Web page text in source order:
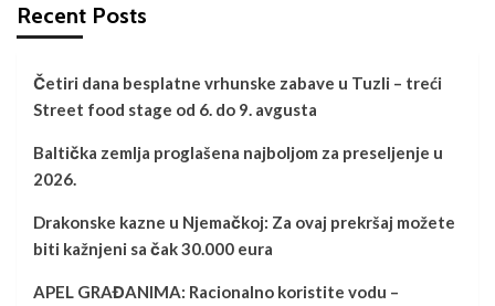
Recent Posts
Četiri dana besplatne vrhunske zabave u Tuzli – treći
Street food stage od 6. do 9. avgusta
Baltička zemlja proglašena najboljom za preseljenje u
2026.
Drakonske kazne u Njemačkoj: Za ovaj prekršaj možete
biti kažnjeni sa čak 30.000 eura
APEL GRAĐANIMA: Racionalno koristite vodu –